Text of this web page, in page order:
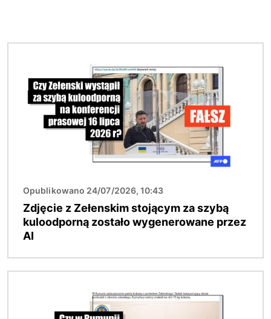
Opublikowano 24/07/2026, 10:43
Zdjęcie z Zełenskim stojącym za szybą
kuloodporną zostało wygenerowane przez
AI